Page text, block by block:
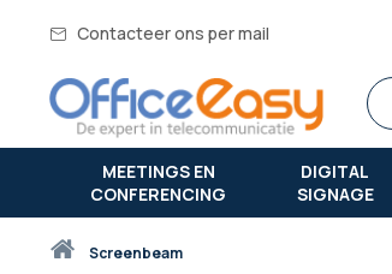
Contacteer ons per mail
MEETINGS EN
CONFERENCING
DIGITAL
SIGNAGE
Thuisscreenbeam